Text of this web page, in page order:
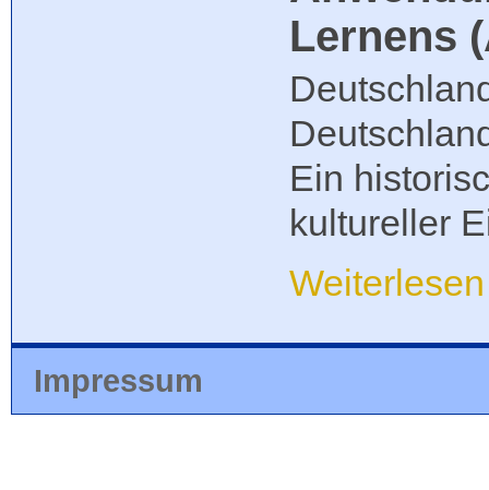
Lernens
Ein
kultureller
Impressum